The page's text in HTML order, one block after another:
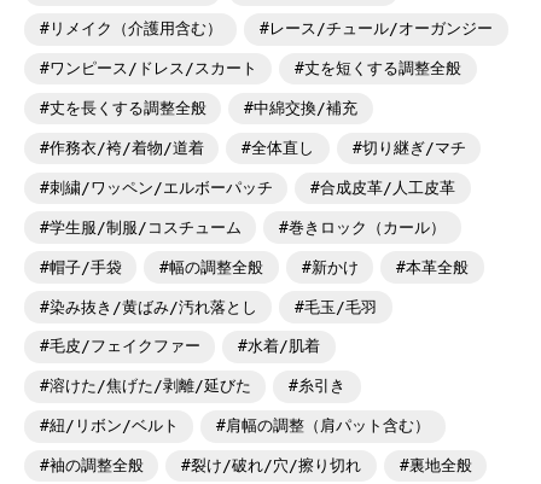
リメイク（介護用含む） レース/チュール/オーガンジー
ワンピース/ドレス/スカート 丈を短くする調整全般
丈を長くする調整全般 中綿交換/補充
作務衣/袴/着物/道着 全体直し 切り継ぎ/マチ
刺繍/ワッペン/エルボーパッチ 合成皮革/人工皮革
学生服/制服/コスチューム 巻きロック（カール）
帽子/手袋 幅の調整全般 新かけ 本革全般
染み抜き/黄ばみ/汚れ落とし 毛玉/毛羽
毛皮/フェイクファー 水着/肌着
溶けた/焦げた/剥離/延びた 糸引き
紐/リボン/ベルト 肩幅の調整（肩パット含む）
袖の調整全般 裂け/破れ/穴/擦り切れ 裏地全般